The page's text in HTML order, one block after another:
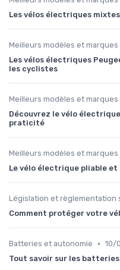
Les vélos électriques
Meilleurs modèles et marques
Les vélos électriques
les cyclistes
Meilleurs modèles et marques
Découvrez le vélo
praticité
Meilleurs modèles et marques
Le vélo électrique pliable
Législation et règlementation
Comment protéger votre
Batteries et autonomie • 10/
Tout savoir sur les